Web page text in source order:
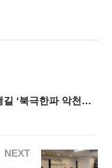
추수감사절 여행길 이중 고행길 ‘북극한파 악천후, 항공관제사 부족’
NEXT